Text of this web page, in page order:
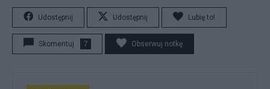
Udostępnij Udostępnij Lubię to!
Skomentuj 7 Obserwuj notkę